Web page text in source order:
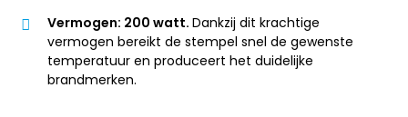
Vermogen: 200 watt. Dankzij dit krachtige
vermogen bereikt de stempel snel de gewenste
temperatuur en produceert het duidelijke
brandmerken.